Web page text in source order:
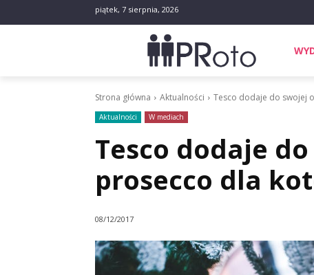
piątek, 7 sierpnia, 2026
Strona główna Aktualności Tesco dodaje do swojej
Aktualności W mediach
Tesco dodaje
prosecco dla
08/12/2017